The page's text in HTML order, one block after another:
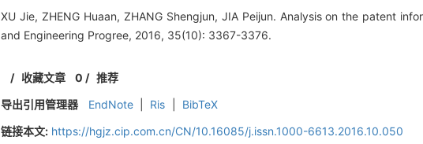
XU Jie, ZHENG Huaan, ZHANG Shengjun, JIA Peijun. Analysis on the patent
and Engineering Progree, 2016, 35(10): 3367-3376.
/ 收藏文章 0 / 推荐
导出引用管理器
EndNote Ris
BibTeX
链接本文: https://hgjz.cip.com.cn/CN/10.16085/j.issn.1000-6613.2016.10.050